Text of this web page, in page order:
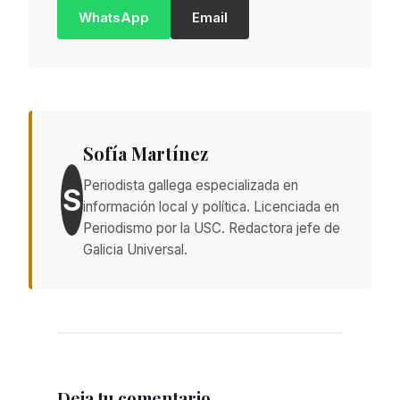
WhatsApp Email
S
Sofía Martínez
Periodista gallega especializada en
información local y política. Licenciada en
Periodismo por la USC. Redactora jefe de
Galicia Universal.